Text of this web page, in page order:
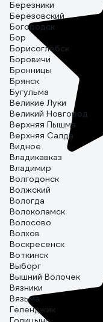
Березники
Березовский
Богородск
Бор
Борисоглебск
Боровичи
Бронницы
Брянск
Бугульма
Великие Луки
Великий Новгород
Верхняя Пышма
Верхняя Салда
Видное
Владикавказ
Владимир
Волгодонск
Волжский
Вологда
Волоколамск
Волосово
Волхов
Воскресенск
Воткинск
Выборг
Вышний Волочек
Вязники
Вязьма
Геленджик